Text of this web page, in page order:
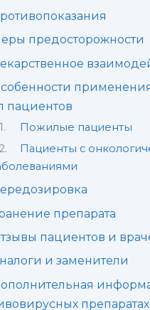
предосторожности
пациентов
Пожилые пациенты
Пациенты с
препарата
пациентов и
и заменители
препаратах